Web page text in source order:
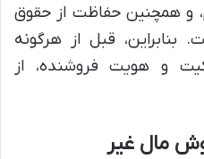
و همچنین حفاظت از حقوق
قبل از هرگونه
و هویت فروشنده، از
مال غیر